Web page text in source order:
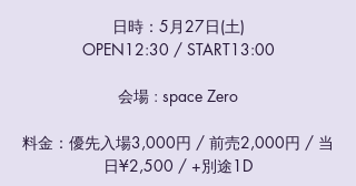
日時：5月27日(土)
OPEN12:30 / START13:00
会場 : space Zero
料金：優先入場3,000円 / 前売2,000円 / 当
日¥2,500 / +別途1D